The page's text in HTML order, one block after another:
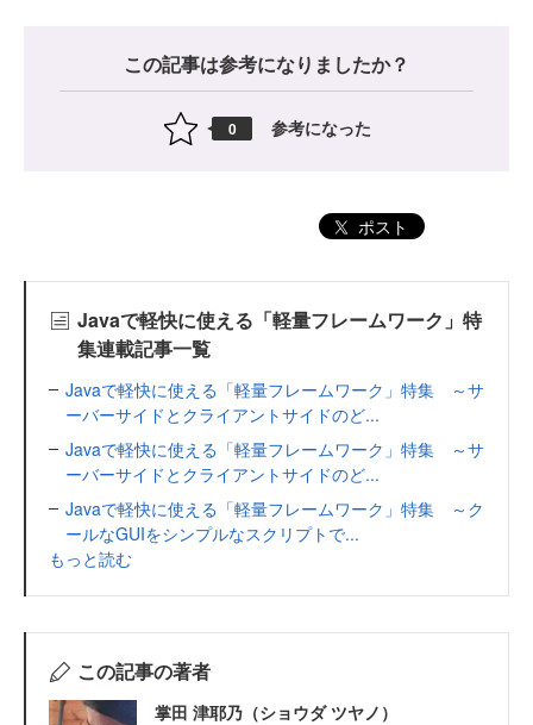
この記事は参考になりましたか？
0 参考になった
ポスト
Javaで軽快に使える「軽量フレームワーク」特
集連載記事一覧
Javaで軽快に使える「軽量フレームワーク」特集 ～サ
ーバーサイドとクライアントサイドのど...
Javaで軽快に使える「軽量フレームワーク」特集 ～サ
ーバーサイドとクライアントサイドのど...
Javaで軽快に使える「軽量フレームワーク」特集 ～ク
ールなGUIをシンプルなスクリプトで...
もっと読む
この記事の著者
掌田 津耶乃（ショウダ ツヤノ）